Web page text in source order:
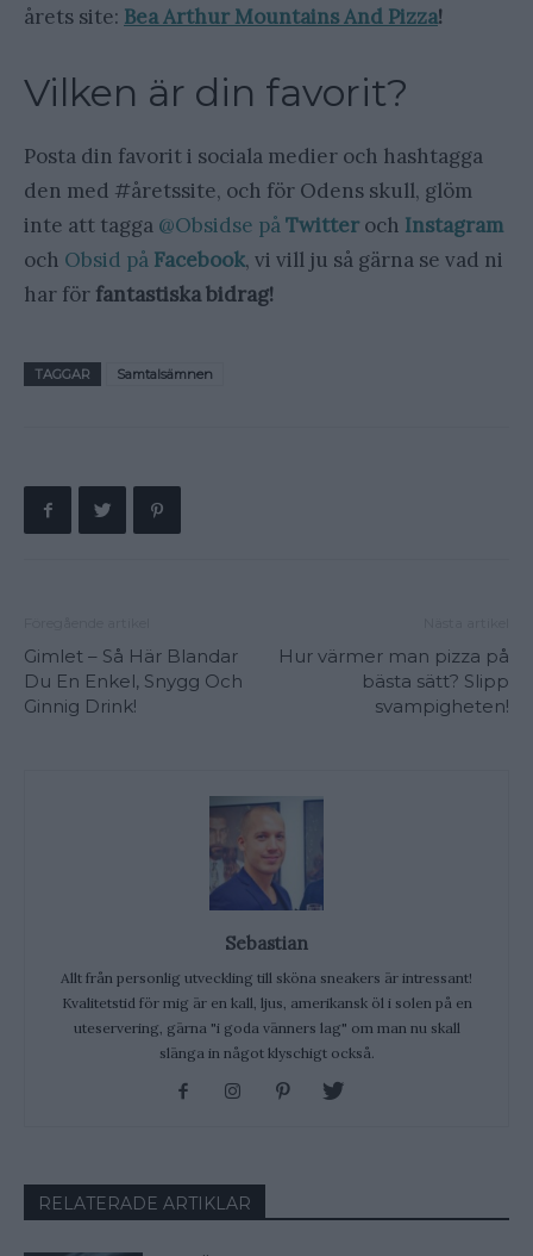
årets site: Bea Arthur Mountains And Pizza!
Vilken är din favorit?
Posta din favorit i sociala medier och hashtagga
den med #åretssite, och för Odens skull, glöm
inte att tagga @Obsidse påTwitteroch Instagram
och Obsid på Facebook, vi vill ju så gärna se vad ni
har för fantastiska bidrag!
TAGGAR Samtalsämnen
Gimlet – Så Här Blandar
Du En Enkel, Snygg Och
Ginnig Drink!
Hur värmer man pizza på
bästa sätt? Slipp
svampigheten!
Sebastian
Allt från personlig utveckling till sköna sneakers är intressant!
Kvalitetstid för mig är en kall, ljus, amerikansk öl i solen på en
uteservering, gärna "i goda vänners lag" om man nu skall
slänga in något klyschigt också.
RELATERADE ARTIKLAR